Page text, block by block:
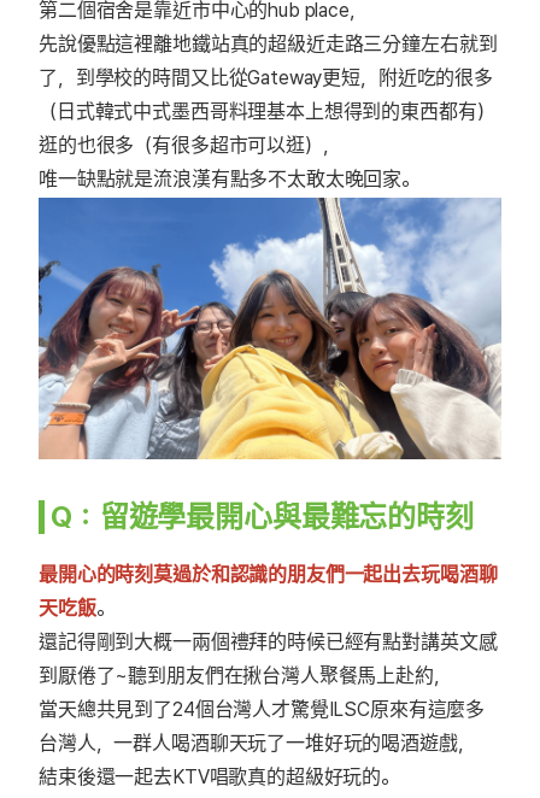
第二個宿舍是靠近市中心的hub place，
先說優點這裡離地鐵站真的超級近走路三分鐘左右就到
了，到學校的時間又比從Gateway更短，附近吃的很多
（日式韓式中式墨西哥料理基本上想得到的東西都有）
逛的也很多（有很多超市可以逛），
唯一缺點就是流浪漢有點多不太敢太晚回家。
Q：留遊學最開心與最難忘的時刻
最開心的時刻莫過於和認識的朋友們一起出去玩喝酒聊
天吃飯。
還記得剛到大概一兩個禮拜的時候已經有點對講英文感
到厭倦了~聽到朋友們在揪台灣人聚餐馬上赴約，
當天總共見到了24個台灣人才驚覺ILSC原來有這麼多
台灣人，一群人喝酒聊天玩了一堆好玩的喝酒遊戲，
結束後還一起去KTV唱歌真的超級好玩的。